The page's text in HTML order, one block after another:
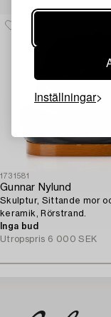
Inställningar
1731581
Gunnar Nylund
Skulptur, Sittande mor
keramik, Rörstrand.
Inga bud
Utropspris 6 000 SEK